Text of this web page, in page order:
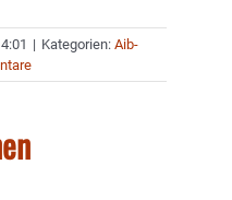
| Kategorien: Aib-